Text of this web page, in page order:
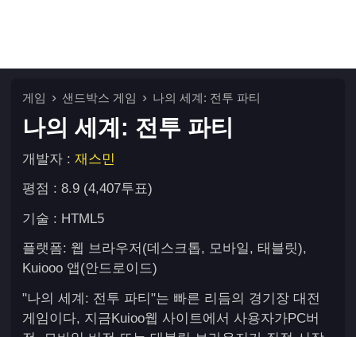
게임 샌드박스 게임 나의 세계: 전투 파티
나의 세계: 전투 파티
개발자 : 재스민
평점 : 8.9 (4,407투표)
기술 : HTML5
플랫폼: 웹 브라우저(데스크톱, 모바일, 태블릿),
Kuiooo 앱(안드로이드)
"나의 세계: 전투 파티"는 빠른 리듬의 경기장 대전
게임이다, 지금Kuioo웹 사이트에서 사용자가PC버